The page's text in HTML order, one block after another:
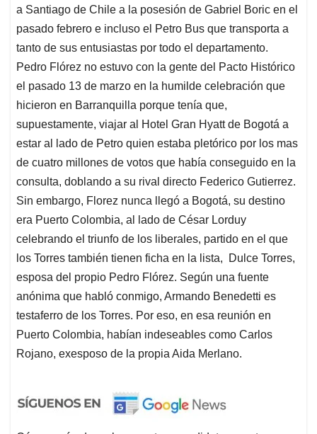
a Santiago de Chile a la posesión de Gabriel Boric en el
pasado febrero e incluso el Petro Bus que transporta a
tanto de sus entusiastas por todo el departamento.
Pedro Flórez no estuvo con la gente del Pacto Histórico
el pasado 13 de marzo en la humilde celebración que
hicieron en Barranquilla porque tenía que,
supuestamente, viajar al Hotel Gran Hyatt de Bogotá a
estar al lado de Petro quien estaba pletórico por los mas
de cuatro millones de votos que había conseguido en la
consulta, doblando a su rival directo Federico Gutierrez.
Sin embargo, Florez nunca llegó a Bogotá, su destino
era Puerto Colombia, al lado de César Lorduy
celebrando el triunfo de los liberales, partido en el que
los Torres también tienen ficha en la lista, Dulce Torres,
esposa del propio Pedro Flórez. Según una fuente
anónima que habló conmigo, Armando Benedetti es
testaferro de los Torres. Por eso, en esa reunión en
Puerto Colombia, habían indeseables como Carlos
Rojano, exesposo de la propia Aida Merlano.